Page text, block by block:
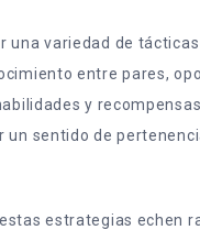
una variedad de
entre pares,
y
un sentido de
estrategias echen